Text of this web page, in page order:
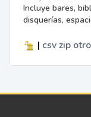
Incluye bares,
disquerías,
| csv zip otro